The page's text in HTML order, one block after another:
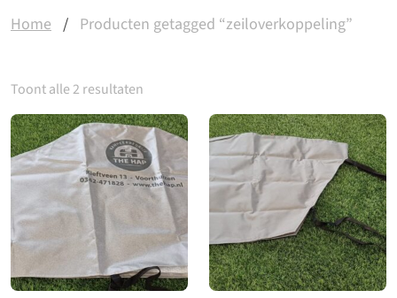
Home / Producten getagged “zeiloverkoppeling”
Toont alle 2 resultaten